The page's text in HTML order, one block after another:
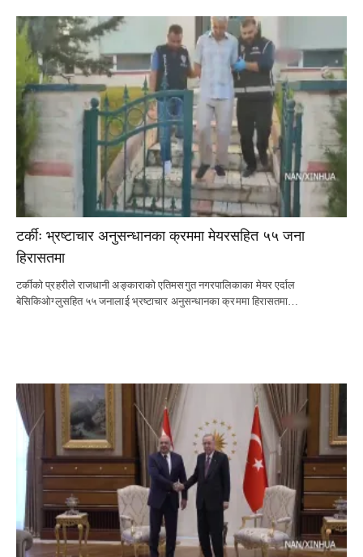
टर्कीः भ्रष्टाचार अनुसन्धानका क्रममा मेयरसहित ५५ जना
हिरासतमा
टर्कीको प्रहरीले राजधानी अङ्काराको एतिमसगुत नगरपालिकाका मेयर एर्दाल
बेसिकिओग्लुसहित ५५ जनालाई भ्रष्टाचार अनुसन्धानका क्रममा हिरासतमा…